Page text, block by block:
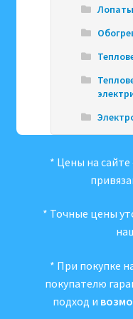
* Цены на
* Точные цены
* При покупке
покупателю
подход и